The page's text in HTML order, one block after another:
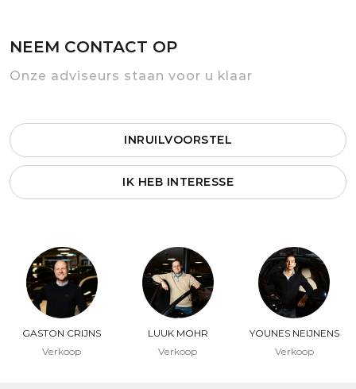
NEEM CONTACT OP
Onze adviseurs staan voor u klaar
INRUILVOORSTEL
IK HEB INTERESSE
GASTON CRIJNS
Verkoop
LUUK MOHR
Verkoop
YOUNES NEIJNENS
Verkoop